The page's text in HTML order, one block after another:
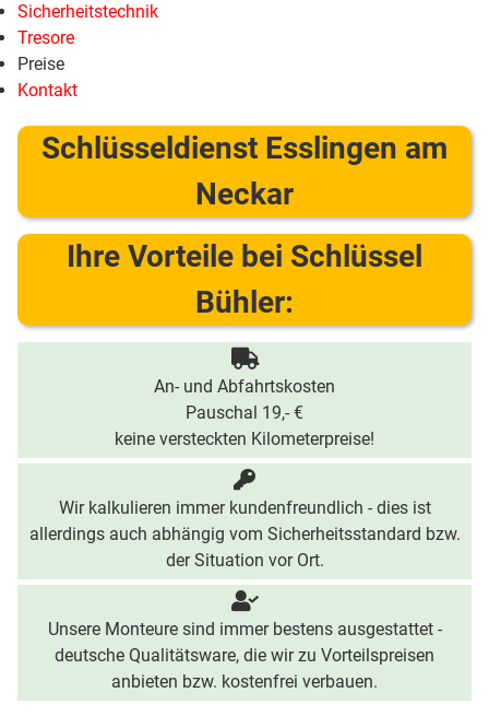
Sicherheitstechnik
Tresore
Preise
Kontakt
Schlüsseldienst Esslingen am
Neckar
Ihre Vorteile bei Schlüssel
Bühler:
An- und Abfahrtskosten
Pauschal 19,- €
keine versteckten Kilometerpreise!
Wir kalkulieren immer kundenfreundlich - dies ist
allerdings auch abhängig vom Sicherheitsstandard bzw.
der Situation vor Ort.
Unsere Monteure sind immer bestens ausgestattet -
deutsche Qualitätsware, die wir zu Vorteilspreisen
anbieten bzw. kostenfrei verbauen.